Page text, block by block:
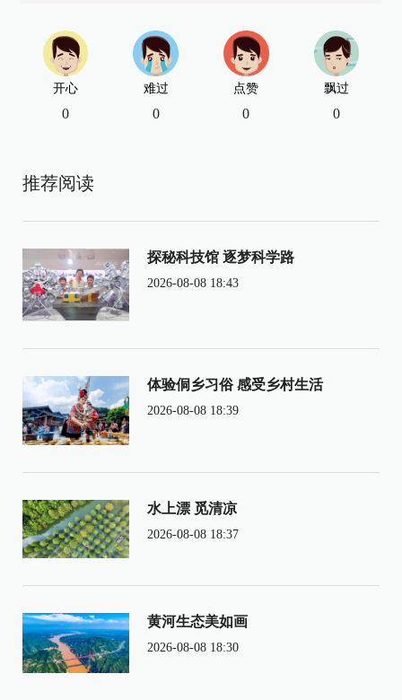
开心
0
难过
0
点赞
0
飘过
0
推荐阅读
探秘科技馆 逐梦科学路
2026-08-08 18:43
体验侗乡习俗 感受乡村生活
2026-08-08 18:39
水上漂 觅清凉
2026-08-08 18:37
黄河生态美如画
2026-08-08 18:30